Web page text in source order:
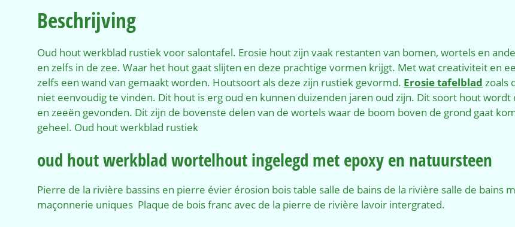
Beschrijving
Oud hout werkblad rustiek voor salontafel. Erosie hout zijn vaak restanten van bomen, wortels en
en zelfs in de zee. Waar het hout gaat slijten en deze prachtige vormen krijgt. Met wat creativiteit en
zelfs een wand van gemaakt worden. Houtsoort als deze zijn rustiek gevormd. Erosie tafelblad zoals
niet eenvoudig te vinden. Dit hout is erg oud en kunnen duizenden jaren oud zijn. Dit soort hout
en zeeën gevonden. Dit zijn de bovenste delen van de wortels waar de boom boven de grond gaat
geheel. Oud hout werkblad rustiek
oud hout werkblad wortelhout ingelegd met epoxy en natuursteen
Pierre de la rivière bassins en pierre évier érosion boistable salle de bains de la rivière salle de bains
maçonnerie uniques Plaque de bois franc avec de la pierre de rivière lavoir intergrated.